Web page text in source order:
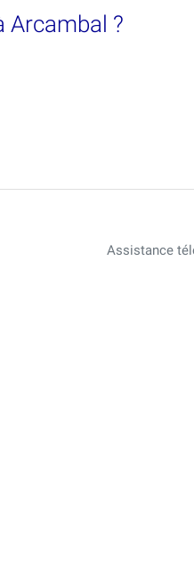
Arcambal ?
Assistance